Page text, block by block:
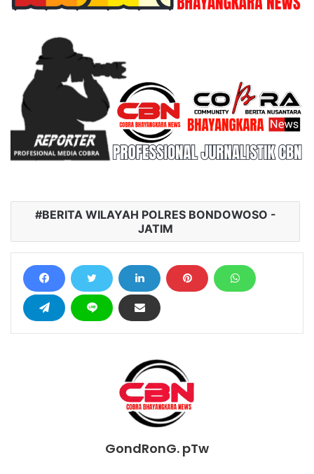
BERITA WILAYAH POLRES BONDOWOSO -
JATIM
GondRonG. pTw